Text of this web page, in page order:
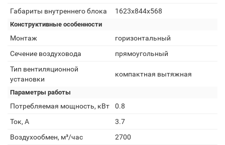
Габариты внутреннего блока
1623x844x568
Конструктивные особенности
Монтаж
горизонтальный
Сечение воздуховода
прямоугольный
Тип вентиляционной
установки
компактная вытяжная
Параметры работы
Потребляемая мощность, кВт
0.8
Ток, А
3.7
Воздухообмен, м³/час
2700